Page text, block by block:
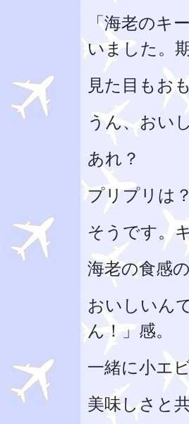
「海老のキ
いました。
見た目もお
うん、おい
あれ？
プリプリは
そうです。
海老の食感
おいしいん
ん！」感。
一緒に小エ
美味しさと